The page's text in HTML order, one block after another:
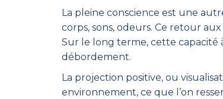
La pleine conscience est une
corps, sons, odeurs. Ce retour
Sur le long terme, cette capacité
débordement.
La projection positive, ou
environnement, ce que l’on